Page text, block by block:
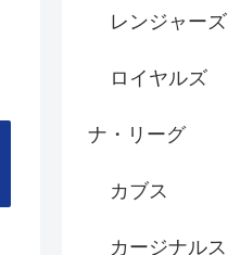
レンジャーズ
ロイヤルズ
ナ・リーグ
カブス
カージナルス